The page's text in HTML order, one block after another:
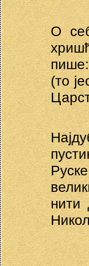
О
(то
нити